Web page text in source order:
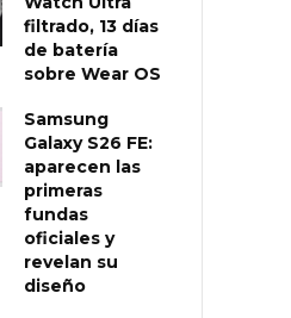
filtrado, 13 días
de batería
sobre Wear OS
Samsung
Galaxy S26 FE:
aparecen las
primeras
fundas
oficiales y
revelan su
diseño